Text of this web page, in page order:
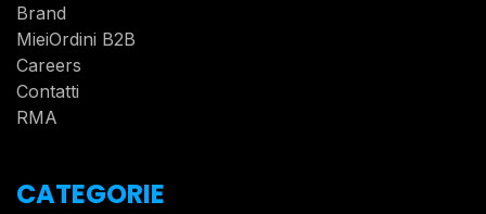
Brand
MieiOrdini B2B
Careers
Contatti
RMA
CATEGORIE